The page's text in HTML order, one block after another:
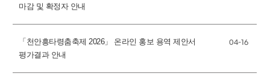
마감 및 확정자 안내
「천안흥타령춤축제 2026」 온라인 홍보 용역 제안서
평가결과 안내
04-16